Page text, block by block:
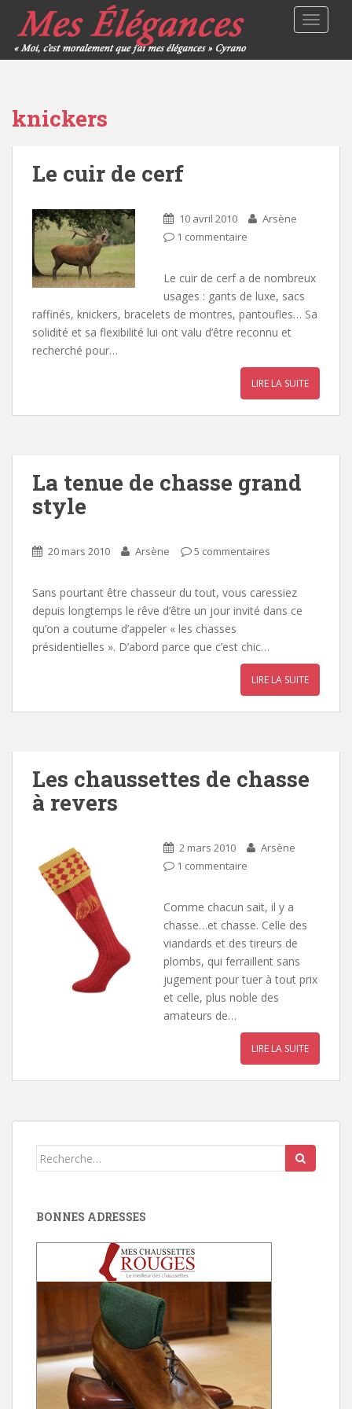
knickers
Le cuir de cerf
10 avril 2010
Arsène
1 commentaire
Le cuir de cerf a de nombreux
usages : gants de luxe, sacs
raffinés, knickers, bracelets de montres, pantoufles… Sa
solidité et sa flexibilité lui ont valu d’être reconnu et
recherché pour…
LIRE LA SUITE
La tenue de chasse grand
style
20 mars 2010 Arsène 5 commentaires
Sans pourtant être chasseur du tout, vous caressiez
depuis longtemps le rêve d’être un jour invité dans ce
qu’on a coutume d’appeler « les chasses
présidentielles ». D’abord parce que c’est chic…
LIRE LA SUITE
Les chaussettes de chasse
à revers
2 mars 2010
Arsène
1 commentaire
Comme chacun sait, il y a
chasse…et chasse. Celle des
viandards et des tireurs de
plombs, qui ferraillent sans
jugement pour tuer à tout prix
et celle, plus noble des
amateurs de…
LIRE LA SUITE
Search
BONNES ADRESSES